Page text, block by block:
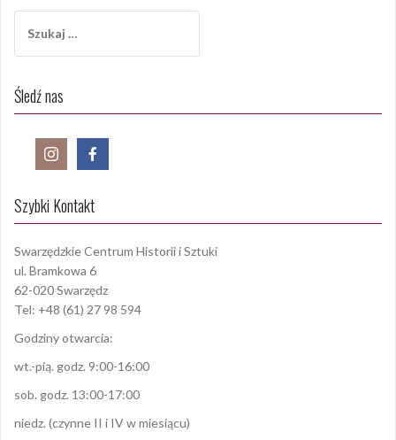
Śledź nas
Szybki Kontakt
Swarzędzkie Centrum Historii i Sztuki
ul. Bramkowa 6
62-020 Swarzędz
Tel: +48 (61) 27 98 594
Godziny otwarcia:
wt.-pią. godz. 9:00-16:00
sob. godz. 13:00-17:00
niedz. (czynne II i IV w miesiącu)